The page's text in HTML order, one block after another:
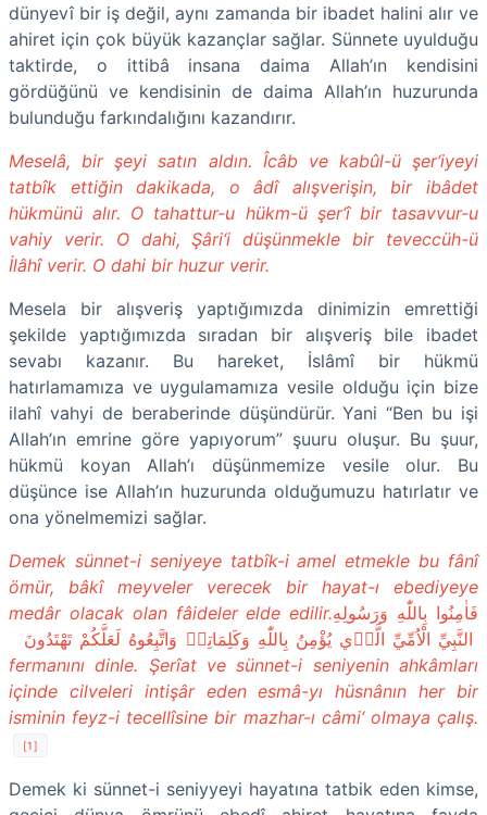
dünyevî bir iş değil, aynı zamanda bir ibadet halini alır ve
ahiret için çok büyük kazançlar sağlar. Sünnete uyulduğu
taktirde, o ittibâ insana daima Allah’ın kendisini
gördüğünü ve kendisinin de daima Allah’ın huzurunda
bulunduğu farkındalığını kazandırır.
Meselâ, bir şeyi satın aldın. Îcâb ve kabûl-ü şer‘iyeyi
tatbîk ettiğin dakikada, o âdî alışverişin, bir ibâdet
hükmünü alır. O tahattur-u hükm-ü şer‘î bir tasavvur-u
vahiy verir. O dahi, Şâri‘i düşünmekle bir teveccüh-ü
İlâhî verir. O dahi bir huzur verir.
Mesela bir alışveriş yaptığımızda dinimizin emrettiği
şekilde yaptığımızda sıradan bir alışveriş bile ibadet
sevabı kazanır. Bu hareket, İslâmî bir hükmü
hatırlamamıza ve uygulamamıza vesile olduğu için bize
ilahî vahyi de beraberinde düşündürür. Yani “Ben bu işi
Allah’ın emrine göre yapıyorum” şuuru oluşur. Bu şuur,
hükmü koyan Allah’ı düşünmemize vesile olur. Bu
düşünce ise Allah’ın huzurunda olduğumuzu hatırlatır ve
ona yönelmemizi sağlar.
Demek sünnet-i seniyeye tatbîk-i amel etmekle bu fânî
ömür, bâkî meyveler verecek bir hayat-ı ebediyeye
medâr olacak olan fâideler elde edilir.فَاٰمِنُوا بِاللّٰهِ وَرَسُولِهِ
النَّبِيِّ الْاُمِّيِّ الَّذ۪ي يُؤْمِنُ بِاللّٰهِ وَكَلِمَاتِه۪ وَاتَّبِعُوهُ لَعَلَّكُمْ تَهْتَدُونَ
fermanını dinle. Şerîat ve sünnet-i seniyenin ahkâmları
içinde cilveleri intişâr eden esmâ-yı hüsnânın her bir
isminin feyz-i tecellîsine bir mazhar-ı câmi‘ olmaya çalış.
[1]
Demek ki sünnet-i seniyyeyi hayatına tatbik eden kimse,